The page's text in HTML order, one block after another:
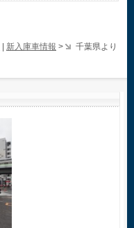
新入庫車情報 >
千葉県より